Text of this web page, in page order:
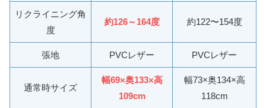
リクライニング角
度
約126～164度 約122〜154度
張地 PVCレザー PVCレザー
通常時サイズ
幅69×奥133×高
109cm
幅73×奥134×高
118cm